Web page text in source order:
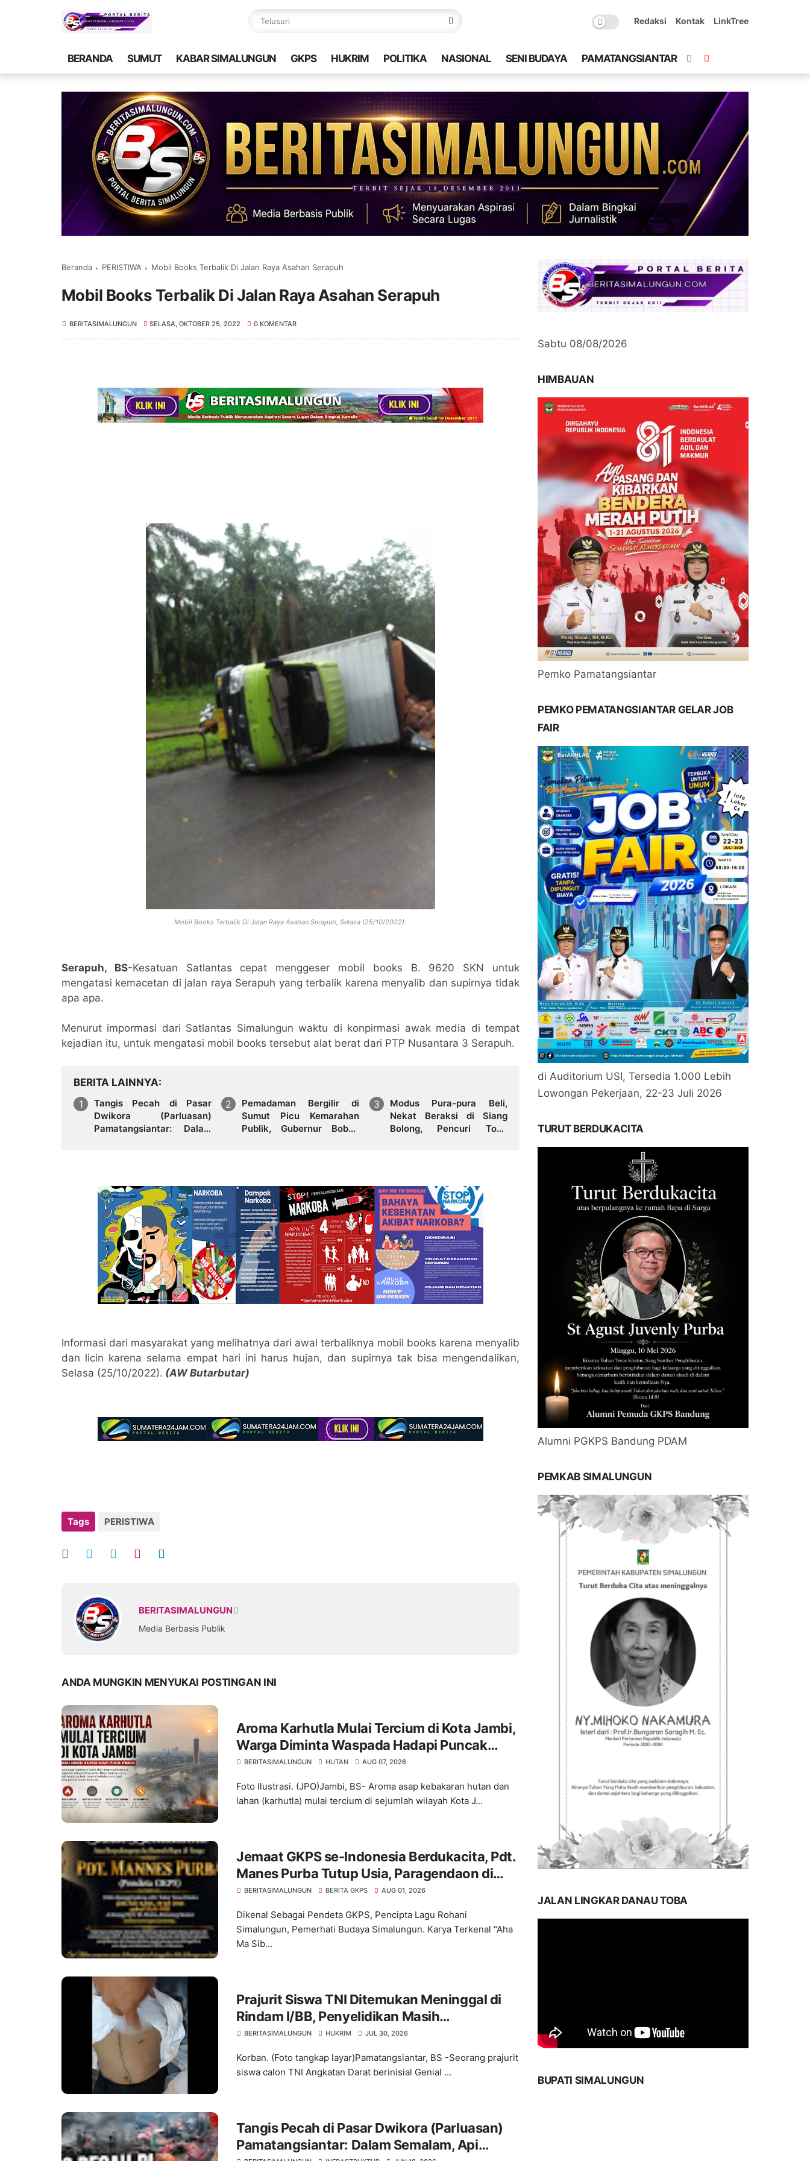
Redaksi Kontak LinkTree
BERANDA SUMUT KABAR SIMALUNGUN GKPS HUKRIM POLITIKA NASIONAL SENI BUDAYA PAMATANGSIANTAR
Beranda PERISTIWA Mobil Books Terbalik Di Jalan Raya Asahan Serapuh
Mobil Books Terbalik Di Jalan Raya Asahan Serapuh
BERITASIMALUNGUN SELASA, OKTOBER 25, 2022 0 KOMENTAR
Mobil Books Terbalik Di Jalan Raya Asahan Serapuh, Selasa (25/10/2022).
Serapuh, BS-Kesatuan Satlantas cepat menggeser mobil books B. 9620 SKN untuk
mengatasi kemacetan di jalan raya Serapuh yang terbalik karena menyalib dan supirnya tidak
apa apa.
Menurut impormasi dari Satlantas Simalungun waktu di konpirmasi awak media di tempat
kejadian itu, untuk mengatasi mobil books tersebut alat berat dari PTP Nusantara 3 Serapuh.
BERITA LAINNYA
Tangis Pecah di Pasar
Dwikora (Parluasan)
Pamatangsiantar: Dalam
Pemadaman Bergilir di
Sumut Picu Kemarahan
Publik, Gubernur Bobby
Modus Pura-pura Beli,
Nekat Beraksi di Siang
Bolong, Pencuri Toko
Informasi dari masyarakat yang melihatnya dari awal terbaliknya mobil books karena menyalib
dan licin karena selama empat hari ini harus hujan, dan supirnya tak bisa mengendalikan,
Selasa (25/10/2022). (AW Butarbutar)
Tags PERISTIWA
BERITASIMALUNGUN
Media Berbasis Publik
ANDA MUNGKIN MENYUKAI POSTINGAN INI
Aroma Karhutla Mulai Tercium di Kota Jambi,
Warga Diminta Waspada Hadapi Puncak
Kemarau
BERITASIMALUNGUN HUTAN AUG 07, 2026
Foto Ilustrasi. (JPO)Jambi, BS- Aroma asap kebakaran hutan dan
lahan (karhutla) mulai tercium di sejumlah wilayah Kota J...
Jemaat GKPS se-Indonesia Berdukacita, Pdt.
Manes Purba Tutup Usia, Paragendaon di
GKPS Sudirman Oleh Ephorus GKPS
BERITASIMALUNGUN BERITA GKPS AUG 01, 2026
Dikenal Sebagai Pendeta GKPS, Pencipta Lagu Rohani
Simalungun, Pemerhati Budaya Simalungun. Karya Terkenal "Aha
Ma Sib...
Prajurit Siswa TNI Ditemukan Meninggal di
Rindam I/BB, Penyelidikan Masih
Berlangsung
BERITASIMALUNGUN HUKRIM JUL 30, 2026
Korban. (Foto tangkap layar)Pamatangsiantar, BS -Seorang prajurit
siswa calon TNI Angkatan Darat berinisial Genial ...
Tangis Pecah di Pasar Dwikora (Parluasan)
Pamatangsiantar: Dalam Semalam, Api
Sabtu 08/08/2026
HIMBAUAN
Pemko Pamatangsiantar
PEMKO PEMATANGSIANTAR GELAR JOB
FAIR
di Auditorium USI, Tersedia 1.000 Lebih
Lowongan Pekerjaan, 22-23 Juli 2026
TURUT BERDUKACITA
Alumni PGKPS Bandung PDAM
PEMKAB SIMALUNGUN
JALAN LINGKAR DANAU TOBA
BUPATI SIMALUNGUN